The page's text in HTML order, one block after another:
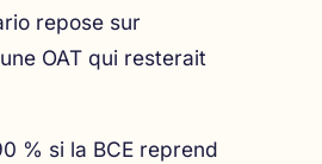
repose sur
OAT qui resterait
% si la BCE reprend